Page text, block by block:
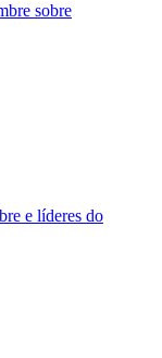
sobre
e líderes do